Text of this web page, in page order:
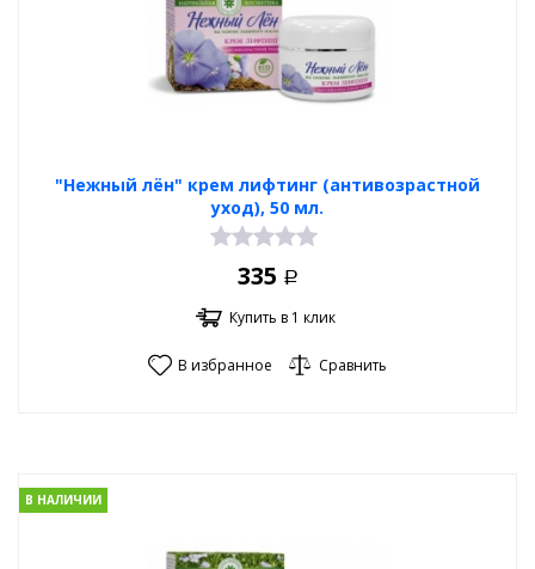
"Нежный лён" крем лифтинг (антивозрастной
уход), 50 мл.
335 Р
Купить в 1 клик
В избранное Сравнить
В НАЛИЧИИ